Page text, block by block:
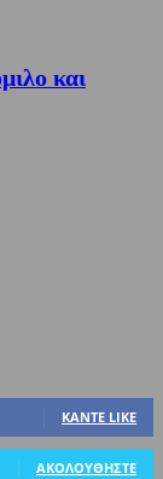
και
ΚΆΝΤΕ LIKE
ΑΚΟΛΟΥΘΉΣΤΕ